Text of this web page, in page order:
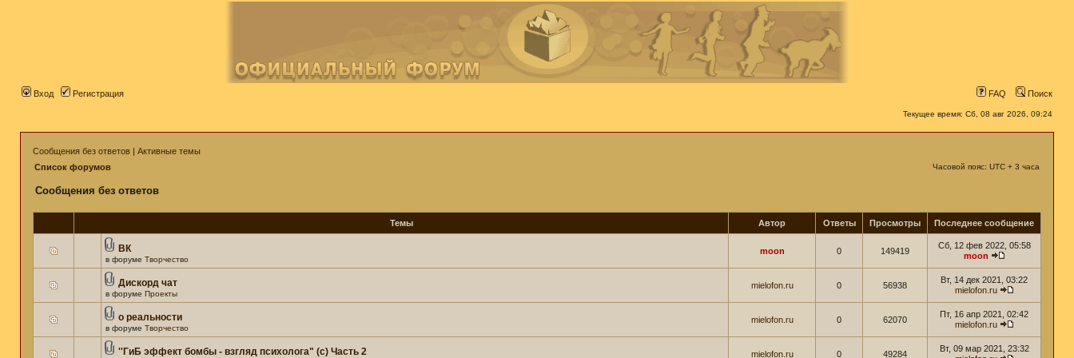
Вход Регистрация FAQ Поиск
Текущее время: Сб, 08 авг 2026, 09:24
Сообщения без ответов | Активные темы
Список форумов
Часовой пояс: UTC + 3 часа
Сообщения без ответов
Темы Автор Ответы Просмотры Последнее сообщение
ВК
в форуме Творчество
moon 0 149419
Сб, 12 фев 2022, 05:58
moon
Дискорд чат
в форуме Проекты
mielofon.ru 0 56938
Вт, 14 дек 2021, 03:22
mielofon.ru
о реальности
в форуме Творчество
mielofon.ru 0 62070
Пт, 16 апр 2021, 02:42
mielofon.ru
''ГиБ эффект бомбы - взгляд психолога" (c) Часть 2 mielofon.ru 0 49284
Вт, 09 мар 2021, 23:32